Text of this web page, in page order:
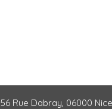
56 Rue Dabray, 06000